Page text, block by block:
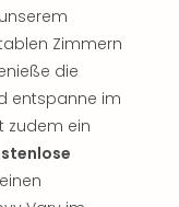
Zimmern
die
entspanne im
zudem ein